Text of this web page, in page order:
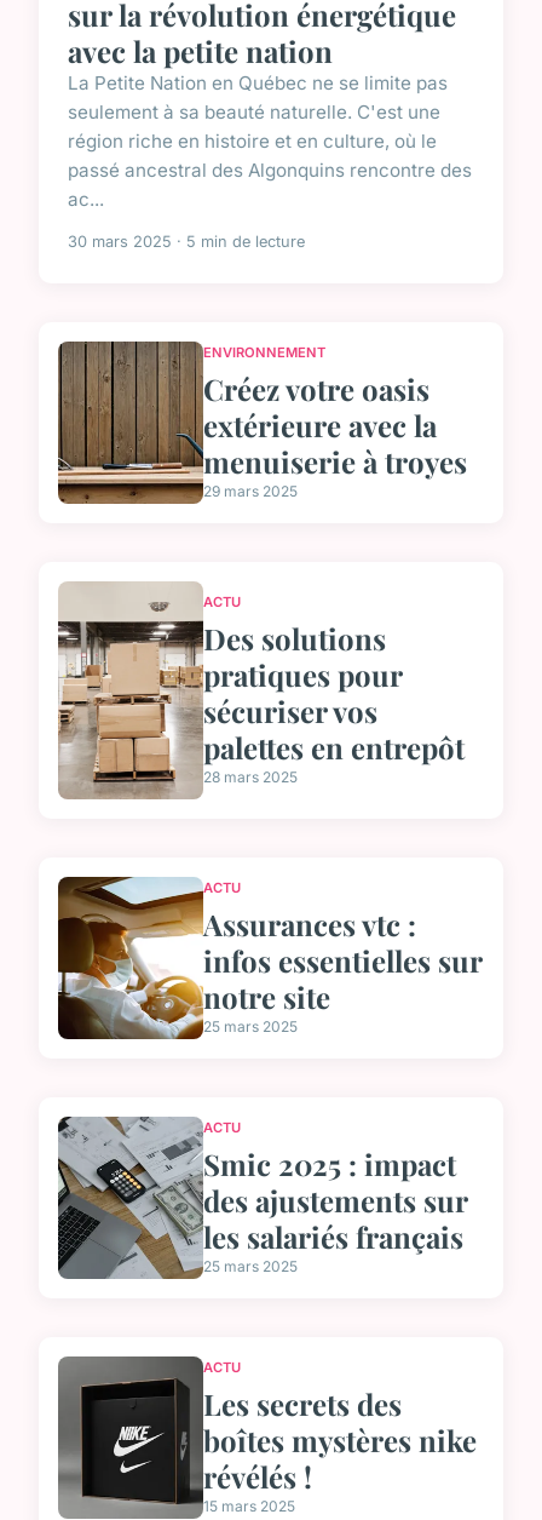
sur la révolution énergétique
avec la petite nation
La Petite Nation en Québec ne se limite pas
seulement à sa beauté naturelle. C'est une
région riche en histoire et en culture, où le
passé ancestral des Algonquins rencontre des
ac...
30 mars 2025 · 5 min de lecture
ENVIRONNEMENT
Créez votre oasis
extérieure avec la
menuiserie à troyes
29 mars 2025
ACTU
Des solutions
pratiques pour
sécuriser vos
palettes en entrepôt
28 mars 2025
ACTU
Assurances vtc :
infos essentielles sur
notre site
25 mars 2025
ACTU
Smic 2025 : impact
des ajustements sur
les salariés français
25 mars 2025
ACTU
Les secrets des
boîtes mystères nike
révélés !
15 mars 2025